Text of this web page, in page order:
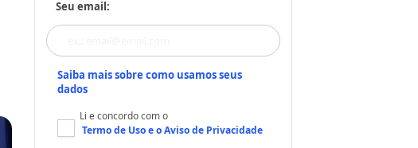
Seu email:
Saiba mais sobre como usamos seus
dados
Li e concordo com o
Termo de Usoe oAviso de Privacidade